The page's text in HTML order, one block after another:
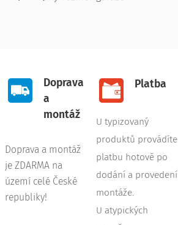
Doprava
a
montáž
Doprava a montáž
je ZDARMA na
území celé České
republiky!
Platba
U typizovaný
produktů provádíte
platbu hotově po
dodání a provedení
montáže.
U atypických